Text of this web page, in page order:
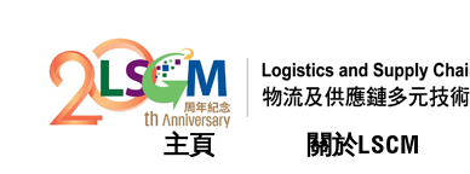
主頁 關於LSCM